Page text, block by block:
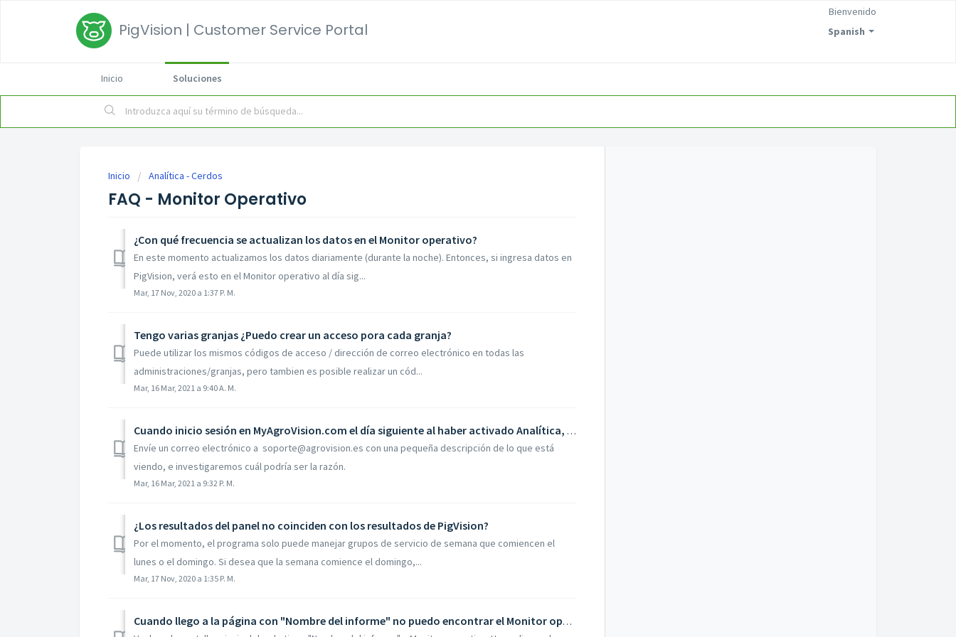
PigVision | Customer Service Portal Spanish
Bienvenido
Inicio Soluciones
Inicio Analítica - Cerdos
FAQ - Monitor Operativo
¿Con qué frecuencia se actualizan los datos en el Monitor operativo?
En este momento actualizamos los datos diariamente (durante la noche). Entonces, si ingresa datos en
PigVision, verá esto en el Monitor operativo al día sig...
Mar, 17 Nov, 2020 a 1:37 P. M.
Tengo varias granjas ¿Puedo crear un acceso pora cada granja?
Puede utilizar los mismos códigos de acceso / dirección de correo electrónico en todas las
administraciones/granjas, pero tambien es posible realizar un cód...
Mar, 16 Mar, 2021 a 9:40 A. M.
Cuando inicio sesión en MyAgroVision.com el día siguiente al haber activado Analítica, con mis datos de inicio de sesión llego a una pantalla en blanco?
Envíe un correo electrónico a soporte@agrovision.es con una pequeña descripción de lo que está
viendo, e investigaremos cuál podría ser la razón.
Mar, 16 Mar, 2021 a 9:32 P. M.
¿Los resultados del panel no coinciden con los resultados de PigVision?
Por el momento, el programa solo puede manejar grupos de servicio de semana que comiencen el
lunes o el domingo. Si desea que la semana comience el domingo,...
Mar, 17 Nov, 2020 a 1:35 P. M.
Cuando llego a la página con "Nombre del informe" no puedo encontrar el Monitor operativo, pero veo un Monitor operativo, pero cuando abro no está en inglés.